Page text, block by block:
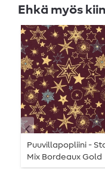
Ehkä myös
Puuvillapopliini -
Mix Bordeaux Gold